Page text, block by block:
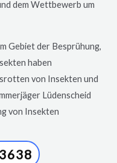
dem Wettbewerb um
Gebiet der Besprühung,
haben
von Insekten und
Lüdenscheid
von Insekten